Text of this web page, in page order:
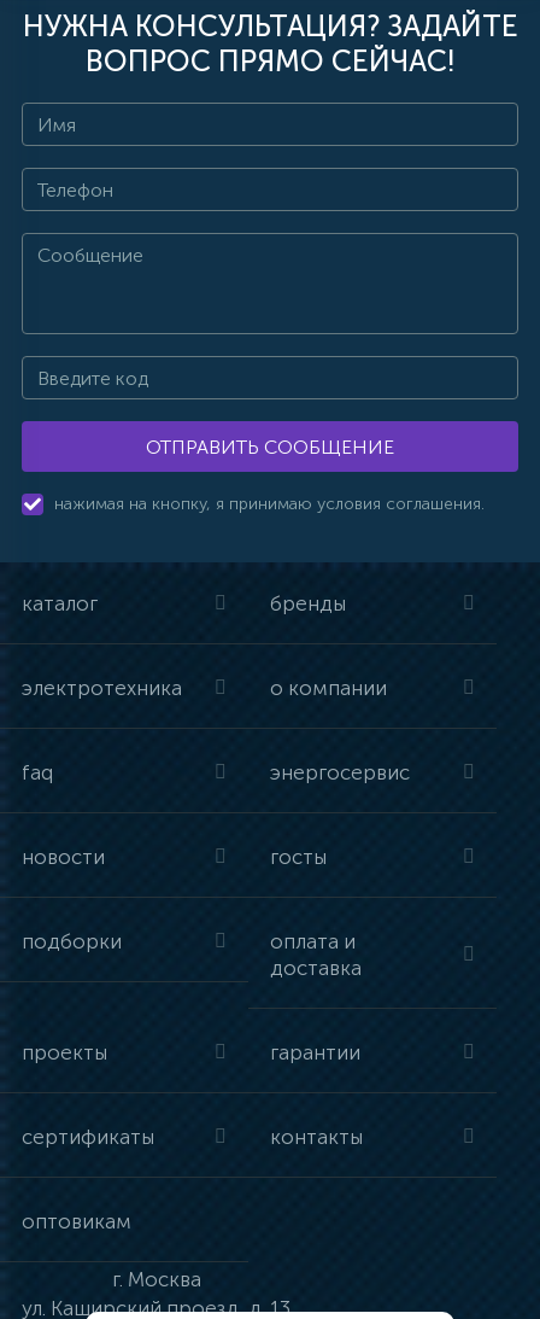
НУЖНА КОНСУЛЬТАЦИЯ? ЗАДАЙТЕ
ВОПРОС ПРЯМО СЕЙЧАС!
ОТПРАВИТЬ СООБЩЕНИЕ
нажимая на кнопку, я принимаю условия соглашения.
каталог бренды
электротехника о компании
faq энергосервис
новости госты
подборки
оплата и
доставка
проекты гарантии
сертификаты контакты
оптовикам
г. Москва
ул. Каширский проезд, д. 13